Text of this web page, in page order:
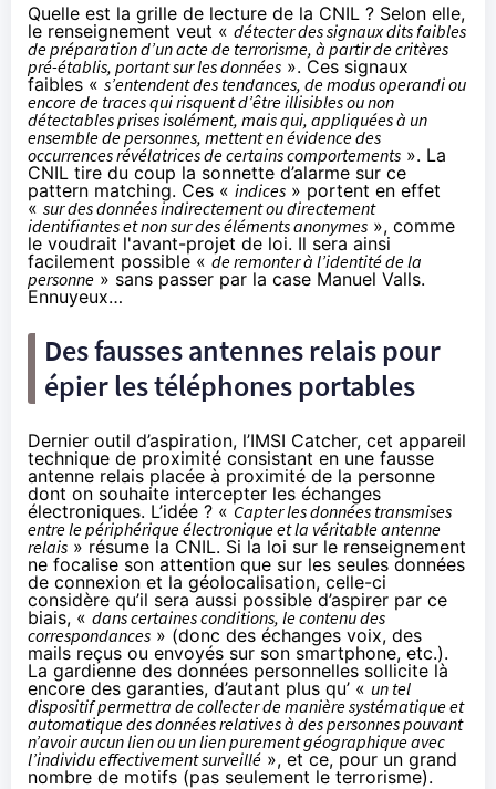
Quelle est la grille de lecture de la CNIL ? Selon elle,
le renseignement veut « détecter des signaux dits faibles
de préparation d’un acte de terrorisme, à partir de critères
pré-établis, portant sur les données ». Ces signaux
faibles « s’entendent des tendances, de modus operandi ou
encore de traces qui risquent d’être illisibles ou non
détectables prises isolément, mais qui, appliquées à un
ensemble de personnes, mettent en évidence des
occurrences révélatrices de certains comportements ». La
CNIL tire du coup la sonnette d’alarme sur ce
pattern matching. Ces « indices » portent en effet
« sur des données indirectement ou directement
identifiantes et non sur des éléments anonymes », comme
le voudrait l'avant-projet de loi. Il sera ainsi
facilement possible « de remonter à l’identité de la
personne » sans passer par la case Manuel Valls.
Ennuyeux…
Des fausses antennes relais pour
épier les téléphones portables
Dernier outil d’aspiration, l’IMSI Catcher, cet appareil
technique de proximité consistant en une fausse
antenne relais placée à proximité de la personne
dont on souhaite intercepter les échanges
électroniques. L’idée ? « Capter les données transmises
entre le périphérique électronique et la véritable antenne
relais » résume la CNIL. Si la loi sur le renseignement
ne focalise son attention que sur les seules données
de connexion et la géolocalisation, celle-ci
considère qu’il sera aussi possible d’aspirer par ce
biais, « dans certaines conditions, le contenu des
correspondances » (donc des échanges voix, des
mails reçus ou envoyés sur son smartphone, etc.).
La gardienne des données personnelles sollicite là
encore des garanties, d’autant plus qu’ « un tel
dispositif permettra de collecter de manière systématique et
automatique des données relatives à des personnes pouvant
n’avoir aucun lien ou un lien purement géographique avec
l’individu effectivement surveillé », et ce, pour un grand
nombre de motifs (pas seulement le terrorisme).